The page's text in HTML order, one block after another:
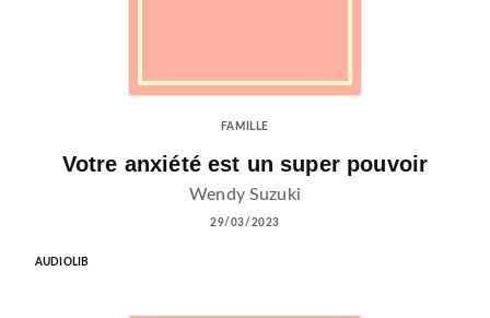
FAMILLE
Votre anxiété est un super pouvoir
Wendy Suzuki
29/03/2023
AUDIOLIB